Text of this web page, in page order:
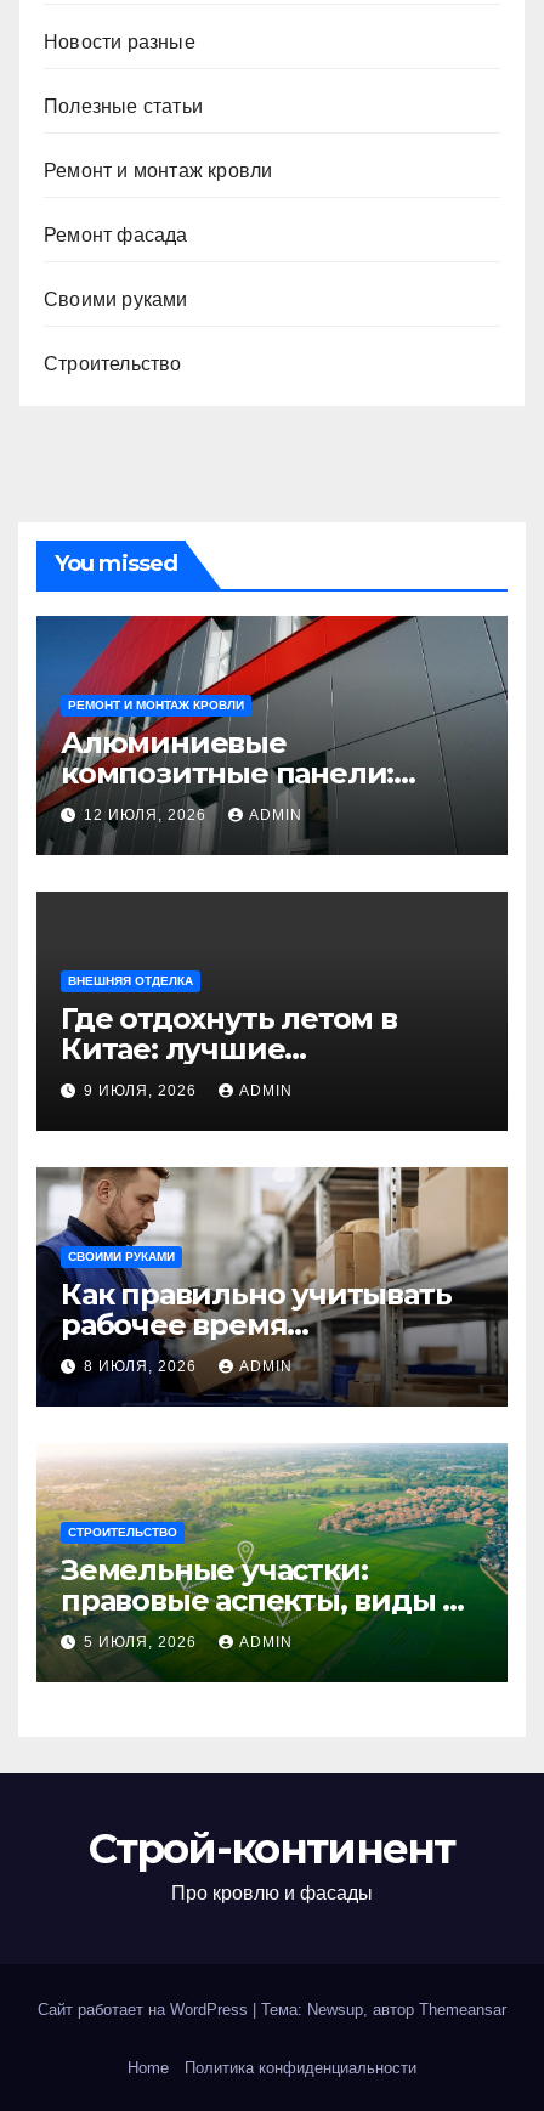
Новости разные
Полезные статьи
Ремонт и монтаж кровли
Ремонт фасада
Своими руками
Строительство
You missed
РЕМОНТ И МОНТАЖ КРОВЛИ
Алюминиевые
композитные панели:
универсальное решение
для современного
строительства и дизайна
12 ИЮЛЯ, 2026 ADMIN
ВНЕШНЯЯ ОТДЕЛКА
Где отдохнуть летом в
Китае: лучшие
направления для
незабываемого
путешествия
9 ИЮЛЯ, 2026 ADMIN
СВОИМИ РУКАМИ
Как правильно учитывать
рабочее время
сотрудников: советы для
бизнеса
8 ИЮЛЯ, 2026 ADMIN
СТРОИТЕЛЬСТВО
Земельные участки:
правовые аспекты, виды и
возможности
использования
5 ИЮЛЯ, 2026 ADMIN
Строй-континент
Про кровлю и фасады
Сайт работает на WordPress | Тема: Newsup, автор Themeansar
Home Политика конфиденциальности